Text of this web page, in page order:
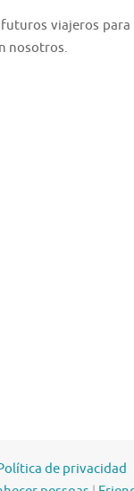
viajeros
nosotros.
de privacidad